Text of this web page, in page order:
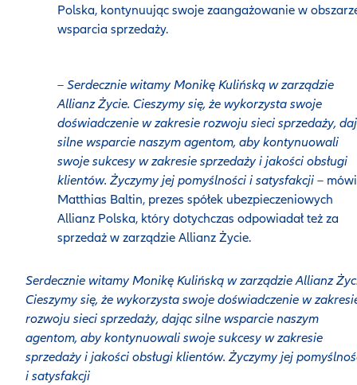
Polska, kontynuując swoje zaangażowanie w
wsparcia sprzedaży.
– Serdecznie witamy Monikę Kulińską w zarządzie
Allianz Życie. Cieszymy się, że wykorzysta swoje
doświadczenie w zakresie rozwoju sieci sprzedaży,
silne wsparcie naszym agentom, aby kontynuowali
swoje sukcesy w zakresie sprzedaży i jakości obsługi
klientów. Życzymy jej pomyślności i satysfakcji – mówi
Matthias Baltin, prezes spółek ubezpieczeniowych
Allianz Polska, który dotychczas odpowiadał też za
sprzedaż w zarządzie Allianz Życie.
Serdecznie witamy Monikę Kulińską w zarządzie Allianz
Cieszymy się, że wykorzysta swoje doświadczenie w
rozwoju sieci sprzedaży, dając silne wsparcie naszym
agentom, aby kontynuowali swoje sukcesy w zakresie
sprzedaży i jakości obsługi klientów. Życzymy jej
i satysfakcji